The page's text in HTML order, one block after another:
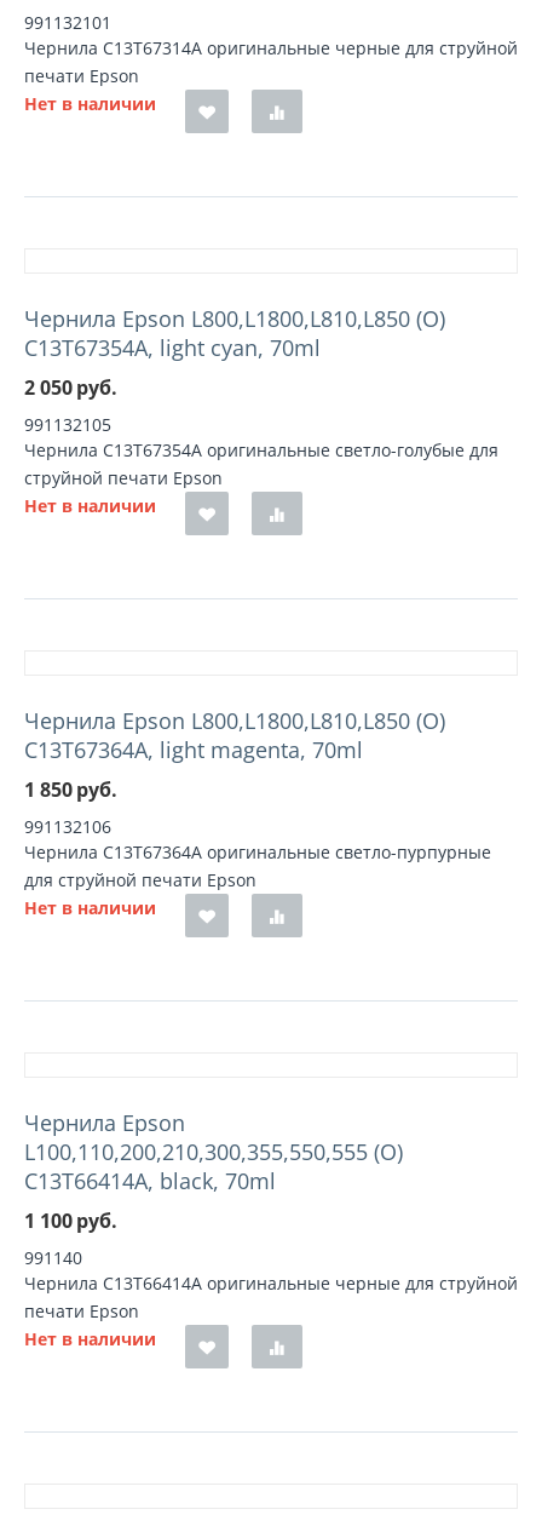
991132101
Чернила C13T67314A оригинальные черные для струйной
печати Epson
Нет в наличии
Чернила Epson L800,L1800,L810,L850 (О)
C13T67354A, light cyan, 70ml
2 050руб.
991132105
Чернила C13T67354A оригинальные светло-голубые для
струйной печати Epson
Нет в наличии
Чернила Epson L800,L1800,L810,L850 (О)
C13T67364A, light magenta, 70ml
1 850руб.
991132106
Чернила C13T67364A оригинальные светло-пурпурные
для струйной печати Epson
Нет в наличии
Чернила Epson
L100,110,200,210,300,355,550,555 (O)
C13T66414A, black, 70ml
1 100руб.
991140
Чернила C13T66414A оригинальные черные для струйной
печати Epson
Нет в наличии